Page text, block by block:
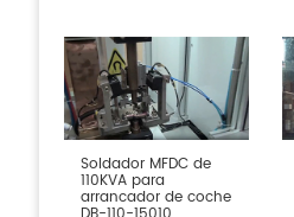
Soldador MFDC de
110KVA para
arrancador de coche